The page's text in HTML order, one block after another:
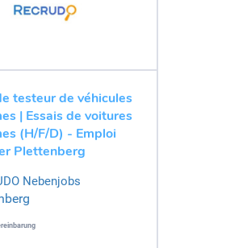
testeur de véhicules
| Essais de voitures
(H/F/D) - Emploi
Plettenberg
Nebenjobs